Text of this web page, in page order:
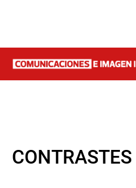
CONTRASTES